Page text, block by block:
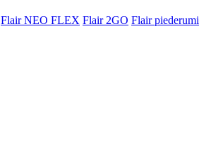
Flair NEO FLEX Flair 2GO Flair piederumi